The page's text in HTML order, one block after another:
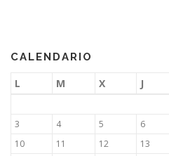
c
n
d
CALENDARIO
L M X J
3
4 5 6
10
11 12 13